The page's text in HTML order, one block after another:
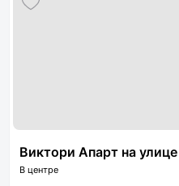
Виктори Апарт на
В центре